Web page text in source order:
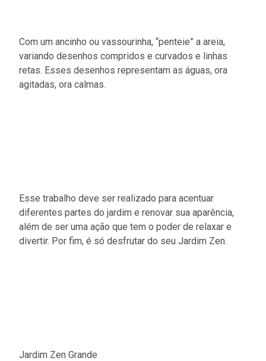
Com um ancinho ou vassourinha, “penteie” a areia,
variando desenhos compridos e curvados e linhas
retas. Esses desenhos representam as águas, ora
agitadas, ora calmas.
Esse trabalho deve ser realizado para acentuar
diferentes partes do jardim e renovar sua aparência,
além de ser uma ação que tem o poder de relaxar e
divertir. Por fim, é só desfrutar do seu Jardim Zen.
Jardim Zen Grande